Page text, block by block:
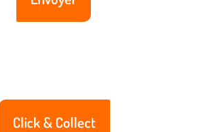
Click & Collect